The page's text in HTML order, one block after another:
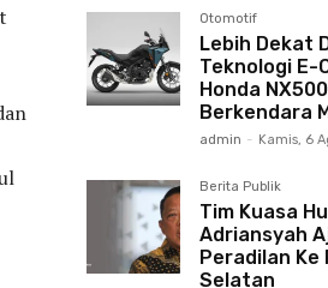
Otomotif
Lebih Dekat
Teknologi E-
Honda
Berkendara
admin - Kamis, 6
Berita Publik
Tim Kuasa
Adriansyah
Peradilan Ke
Selatan